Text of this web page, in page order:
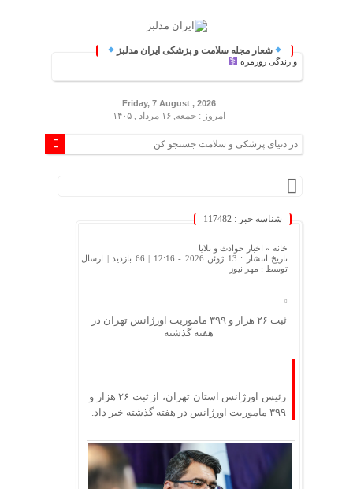
شعار مجله سلامت و پزشکی ایران مدلبز
و زندگی روزمره
Friday, 7 August , 2026
امروز : جمعه, ۱۶ مرداد , ۱۴۰۵
شناسه خبر : 117482
خانه » اخبار حوادث و بلایا
تاریخ انتشار : 13 ژوئن 2026 - 12:16 |
66 بازدید
| ارسال
توسط : مهر نیوز
ثبت ۲۶ هزار و ۳۹۹ ماموریت اورژانس تهران در
هفته گذشته
رئیس اورژانس استان تهران، از ثبت ۲۶ هزار و
۳۹۹ ماموریت اورژانس در هفته گذشته خبر داد.